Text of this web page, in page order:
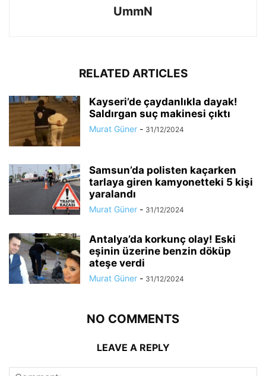
UmmN
RELATED ARTICLES
Kayseri’de çaydanlıkla dayak!
Saldırgan suç makinesi çıktı
Murat Güner - 31/12/2024
Samsun’da polisten kaçarken
tarlaya giren kamyonetteki 5 kişi
yaralandı
Murat Güner - 31/12/2024
Antalya’da korkunç olay! Eski
eşinin üzerine benzin döküp
ateşe verdi
Murat Güner - 31/12/2024
NO COMMENTS
LEAVE A REPLY